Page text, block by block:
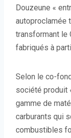
Douzeune «
autoproclamée
transformant le
fabriqués à
Selon le co-
société produit
gamme de
carburants qui
combustibles